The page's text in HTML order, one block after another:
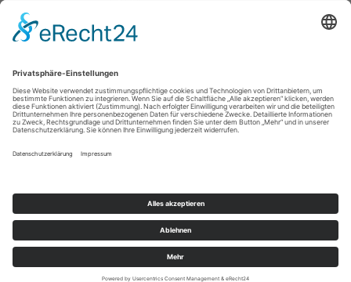
Facebook
*inkl. MwSt., zzgl.Versandkosten